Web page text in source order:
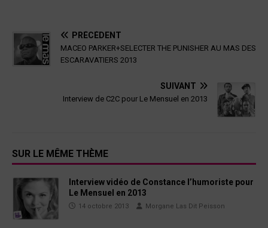
PRÉCÉDENT
MACEO PARKER+SELECTER THE PUNISHER AU MAS DES
ESCARAVATIERS 2013
SUIVANT
Interview de C2C pour Le Mensuel en 2013
SUR LE MÊME THÈME
Interview vidéo de Constance l’humoriste pour
Le Mensuel en 2013
14 octobre 2013 Morgane Las Dit Peisson